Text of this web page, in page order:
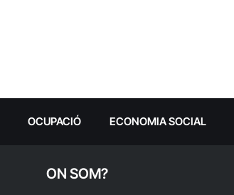
OCUPACIÓ ECONOMIA SOCIAL
ON SOM?